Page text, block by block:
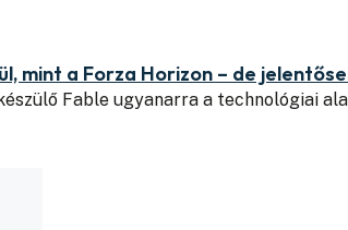
mint a Forza Horizon – de
Fable ugyanarra a technológiai